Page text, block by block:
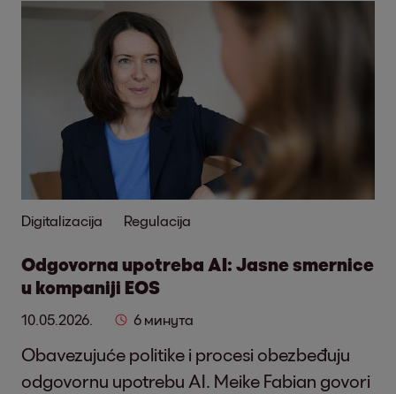
Digitalizacija Regulacija
Odgovorna upotreba AI: Jasne smernice
u kompaniji EOS
10.05.2026. 6 минута
Obavezujuće politike i procesi obezbeđuju
odgovornu upotrebu AI. Meike Fabian govori